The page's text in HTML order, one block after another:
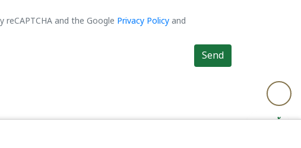
and the Google Privacy Policyand
Send